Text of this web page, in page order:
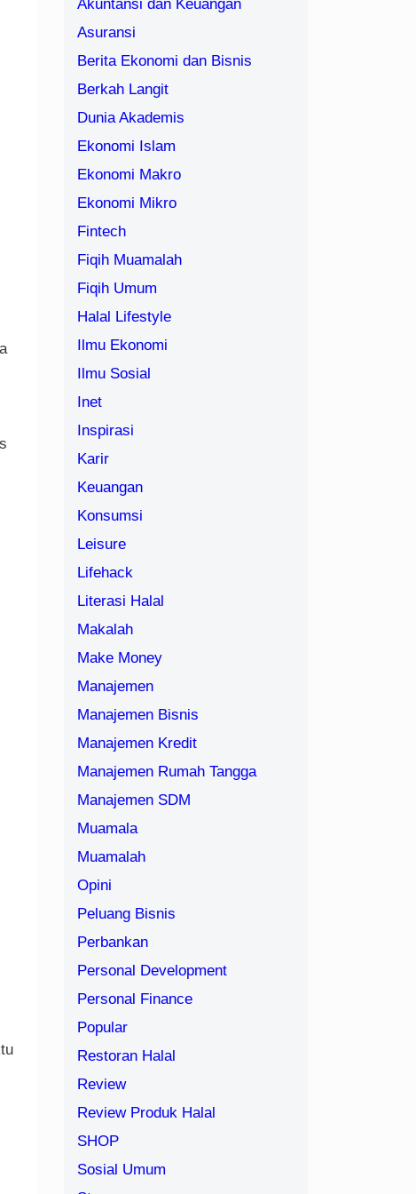
Akuntansi dan Keuangan
Asuransi
Berita Ekonomi dan Bisnis
Berkah Langit
Dunia Akademis
Ekonomi Islam
Ekonomi Makro
Ekonomi Mikro
Fintech
Fiqih Muamalah
Fiqih Umum
Halal Lifestyle
Ilmu Ekonomi
Ilmu Sosial
Inet
Inspirasi
Karir
Keuangan
Konsumsi
Leisure
Lifehack
Literasi Halal
Makalah
Make Money
Manajemen
Manajemen Bisnis
Manajemen Kredit
Manajemen Rumah Tangga
Manajemen SDM
Muamala
Muamalah
Opini
Peluang Bisnis
Perbankan
Personal Development
Personal Finance
Popular
Restoran Halal
Review
Review Produk Halal
SHOP
Sosial Umum